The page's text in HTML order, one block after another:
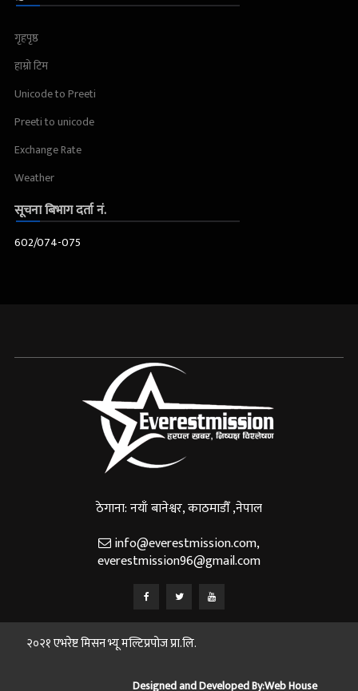
गृहपृष्ठ
हाम्रो टिम
Unicode to Preeti
Preeti to unicode
Exchange Rate
Weather
सूचना बिभाग दर्ता नं.
602/074-075
ठेगाना: नयाँ बानेश्वर, काठमाडौँ ,नेपाल
info@everestmission.com,
everestmission96@gmail.com
२०२१ एभरेष्ट मिसन भ्यू मल्टिप्रपोज प्रा.लि.
Designed and Developed By:Web House